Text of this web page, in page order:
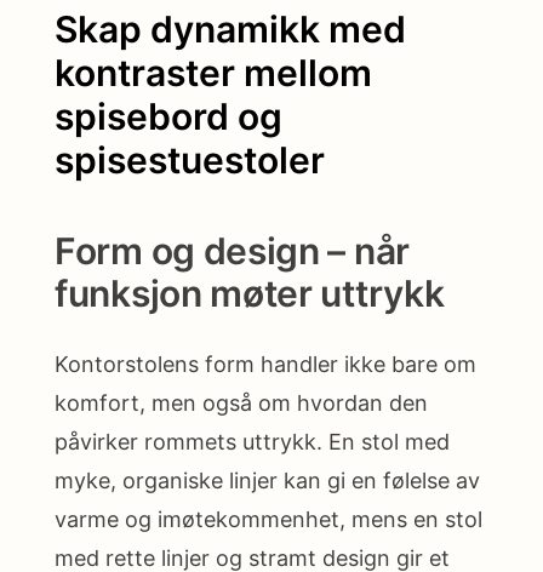
Skap dynamikk med
kontraster mellom
spisebord og
spisestuestoler
Form og design – når
funksjon møter uttrykk
Kontorstolens form handler ikke bare om
komfort, men også om hvordan den
påvirker rommets uttrykk. En stol med
myke, organiske linjer kan gi en følelse av
varme og imøtekommenhet, mens en stol
med rette linjer og stramt design gir et